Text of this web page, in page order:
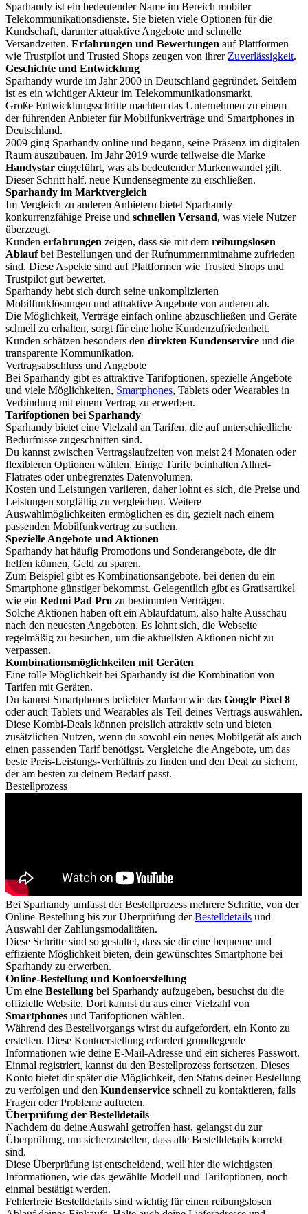
Sparhandy ist ein bedeutender Name im Bereich mobiler
Telekommunikationsdienste. Sie bieten viele Optionen für die
Kundschaft, darunter attraktive Angebote und schnelle
Versandzeiten. Erfahrungen und Bewertungen auf Plattformen
wie Trustpilot und Trusted Shops zeugen von ihrer Zuverlässigkeit.
Geschichte und Entwicklung
Sparhandy wurde im Jahr 2000 in Deutschland gegründet. Seitdem
ist es ein wichtiger Akteur im Telekommunikationsmarkt.
Große Entwicklungsschritte machten das Unternehmen zu einem
der führenden Anbieter für Mobilfunkverträge und Smartphones in
Deutschland.
2009 ging Sparhandy online und begann, seine Präsenz im digitalen
Raum auszubauen. Im Jahr 2019 wurde teilweise die Marke
Handystar eingeführt, was als bedeutender Markenwandel gilt.
Dieser Schritt half, neue Kundensegmente zu erschließen.
Sparhandy im Marktvergleich
Im Vergleich zu anderen Anbietern bietet Sparhandy
konkurrenzfähige Preise und schnellen Versand, was viele Nutzer
überzeugt.
Kunden erfahrungen zeigen, dass sie mit dem reibungslosen
Ablaufbei Bestellungen und der Rufnummernmitnahme zufrieden
sind. Diese Aspekte sind auf Plattformen wie Trusted Shops und
Trustpilot gut bewertet.
Sparhandy hebt sich durch seine unkomplizierten
Mobilfunklösungen und attraktive Angebote von anderen ab.
Die Möglichkeit, Verträge einfach online abzuschließen und Geräte
schnell zu erhalten, sorgt für eine hohe Kundenzufriedenheit.
Kunden schätzen besonders den direkten Kundenservice und die
transparente Kommunikation.
Vertragsabschluss und Angebote
Bei Sparhandy gibt es attraktive Tarifoptionen, spezielle Angebote
und viele Möglichkeiten, Smartphones, Tablets oder Wearables in
Verbindung mit einem Vertrag zu erwerben.
Tarifoptionen bei Sparhandy
Sparhandy bietet eine Vielzahl an Tarifen, die auf unterschiedliche
Bedürfnisse zugeschnitten sind.
Du kannst zwischen Vertragslaufzeiten von meist 24 Monaten oder
flexibleren Optionen wählen. Einige Tarife beinhalten Allnet-
Flatrates oder unbegrenztes Datenvolumen.
Kosten und Leistungen variieren, daher lohnt es sich, die Preise und
Leistungen sorgfältig zu vergleichen. Weitere
Auswahlmöglichkeiten ermöglichen es dir, gezielt nach einem
passenden Mobilfunkvertrag zu suchen.
Spezielle Angebote und Aktionen
Sparhandy hat häufig Promotions und Sonderangebote, die dir
helfen können, Geld zu sparen.
Zum Beispiel gibt es Kombinationsangebote, bei denen du ein
Smartphone günstiger bekommst. Gelegentlich gibt es Gratisartikel
wie ein Redmi Pad Pro zu bestimmten Verträgen.
Solche Aktionen haben oft ein Ablaufdatum, also halte Ausschau
nach den neuesten Angeboten. Es lohnt sich, die Webseite
regelmäßig zu besuchen, um die aktuellsten Aktionen nicht zu
verpassen.
Kombinationsmöglichkeiten mit Geräten
Eine tolle Möglichkeit bei Sparhandy ist die Kombination von
Tarifen mit Geräten.
Du kannst Smartphones beliebter Marken wie das Google Pixel 8
oder auch Tablets und Wearables als Teil deines Vertrags auswählen.
Diese Kombi-Deals können preislich attraktiv sein und bieten
zusätzlichen Nutzen, wenn du sowohl ein neues Mobilgerät als auch
einen passenden Tarif benötigst. Vergleiche die Angebote, um das
beste Preis-Leistungs-Verhältnis zu finden und den Deal zu sichern,
der am besten zu deinem Bedarf passt.
Bestellprozess
Bei Sparhandy umfasst der Bestellprozess mehrere Schritte, von der
Online-Bestellung bis zur Überprüfung derBestelldetails und
Auswahl der Zahlungsmodalitäten.
Diese Schritte sind so gestaltet, dass sie dir eine bequeme und
effiziente Möglichkeit bieten, dein gewünschtes Smartphone bei
Sparhandy zu erwerben.
Online-Bestellung und Kontoerstellung
Um eine Bestellung bei Sparhandy aufzugeben, besuchst du die
offizielle Website. Dort kannst du aus einer Vielzahl von
Smartphones und Tarifoptionen wählen.
Während des Bestellvorgangs wirst du aufgefordert, ein Konto zu
erstellen. Diese Kontoerstellung erfordert grundlegende
Informationen wie deine E-Mail-Adresse und ein sicheres Passwort.
Einmal registriert, kannst du den Bestellprozess fortsetzen. Dieses
Konto bietet dir später die Möglichkeit, den Status deiner Bestellung
zu verfolgen und den Kundenservice schnell zu kontaktieren, falls
Fragen oder Probleme auftreten.
Überprüfung der Bestelldetails
Nachdem du deine Auswahl getroffen hast, gelangst du zur
Überprüfung, um sicherzustellen, dass alle Bestelldetails korrekt
sind.
Diese Überprüfung ist entscheidend, weil hier die wichtigsten
Informationen, wie das gewählte Modell und Tarifoptionen, noch
einmal bestätigt werden.
Fehlerfreie Bestelldetails sind wichtig für einen reibungslosen